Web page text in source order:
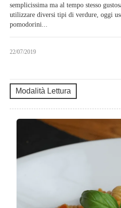
semplicissima ma al tempo stesso
utilizzare diversi tipi di verdure, oggi
pomodorini...
22/07/2019
Modalità Lettura